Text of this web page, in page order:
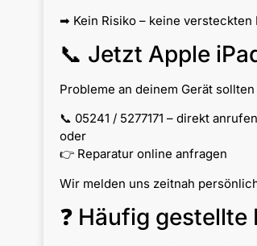
➡ Kein Risiko – keine versteckten
📞 Jetzt Apple
Probleme an deinem Gerät
📞 05241 / 5277171 – direkt anrufen
oder
👉 Reparatur online anfragen
Wir melden uns zeitnah
❓ Häufig gestellte